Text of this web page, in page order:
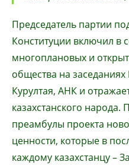
Председатель партии
Конституции включил в
многоплановых и
общества на
Курултая, АНК и
казахстанского народа.
преамбулы проекта
ценности, которые в
каждому казахстанцу –